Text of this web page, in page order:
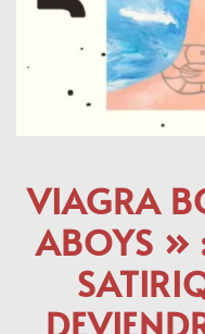
VIAGRA
ABOYS »